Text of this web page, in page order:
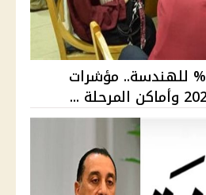
92.8% للطب و87.9% للهندسة.. مؤشرات